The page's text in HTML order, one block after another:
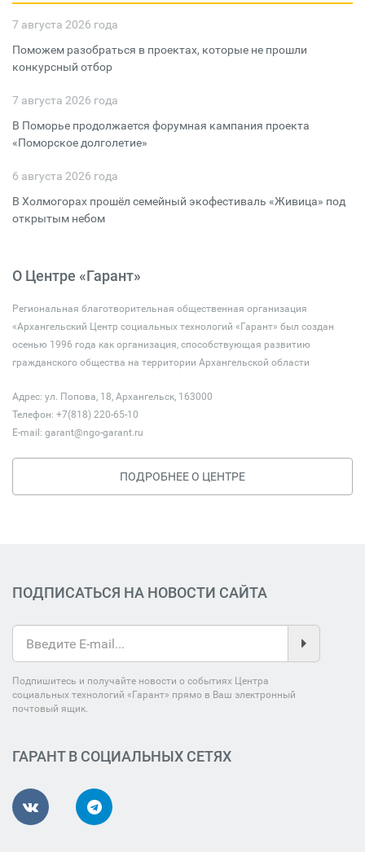
7 августа 2026 года
Поможем разобраться в проектах, которые не прошли
конкурсный отбор
7 августа 2026 года
В Поморье продолжается форумная кампания проекта
«Поморское долголетие»
6 августа 2026 года
В Холмогорах прошёл семейный экофестиваль «Живица» под
открытым небом
О Центре «Гарант»
Региональная благотворительная общественная организация
«Архангельский Центр социальных технологий «Гарант» был создан
осенью 1996 года как организация, способствующая развитию
гражданского общества на территории Архангельской области
Адрес: ул. Попова, 18, Архангельск, 163000
Телефон: +7(818) 220-65-10
E-mail: garant@ngo-garant.ru
ПОДРОБНЕЕ О ЦЕНТРЕ
ПОДПИСАТЬСЯ НА НОВОСТИ САЙТА
Подпишитесь и получайте новости о событиях Центра
социальных технологий «Гарант» прямо в Ваш электронный
почтовый ящик.
ГАРАНТ В СОЦИАЛЬНЫХ СЕТЯХ